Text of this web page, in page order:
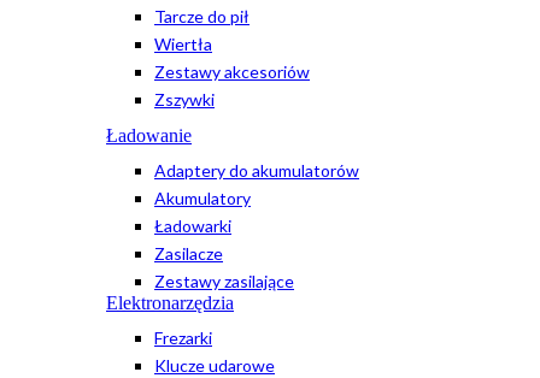
Tarcze do pił
Wiertła
Zestawy akcesoriów
Zszywki
Ładowanie
Adaptery do akumulatorów
Akumulatory
Ładowarki
Zasilacze
Zestawy zasilające
Elektronarzędzia
Frezarki
Klucze udarowe